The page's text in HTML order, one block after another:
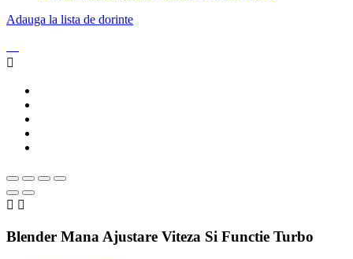
Adauga la lista de dorinte

 
Blender Mana Ajustare Viteza Si Functie Turbo